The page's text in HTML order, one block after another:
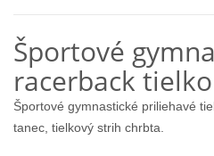
Športové
racerback tielko
Športové gymnastické priliehavé
tanec, tielkový strih chrbta.